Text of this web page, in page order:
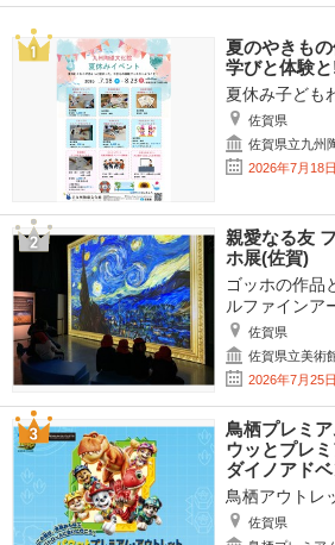
夏のやきも
学びと体験
夏休み子ども
佐賀県
佐賀県立九州
2026年7月18
親愛なる友
ホ展(佐賀)
ゴッホの作品
ルファインア
佐賀県
佐賀県立美術
2026年7月25
鳥栖プレミ
ウッとプレ
ダイノアドベ
鳥栖アウトレ
佐賀県